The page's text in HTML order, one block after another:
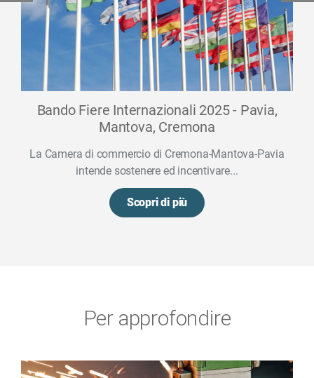
Bando Fiere Internazionali 2025 - Pavia,
Mantova, Cremona
La Camera di commercio di Cremona-Mantova-Pavia
intende sostenere ed incentivare...
Scopri di più
Per approfondire